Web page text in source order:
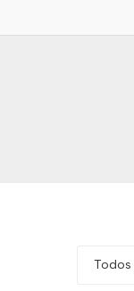
Todos